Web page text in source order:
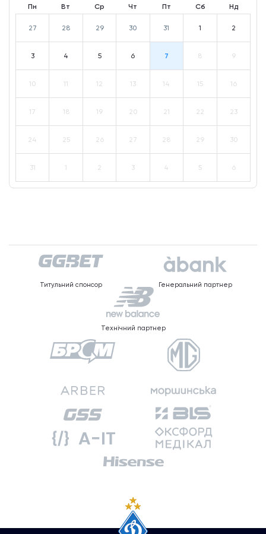
Пн Вт Ср Чт Пт Сб Нд
27 28 29 30 31 1 2
3 4 5 6 7 8 9
10 11 12 13 14 15 16
17 18 19 20 21 22 23
24 25 26 27 28 29 30
31 1 2 3 4 5 6
Титульний спонсор Генеральний партнер
Технічний партнер